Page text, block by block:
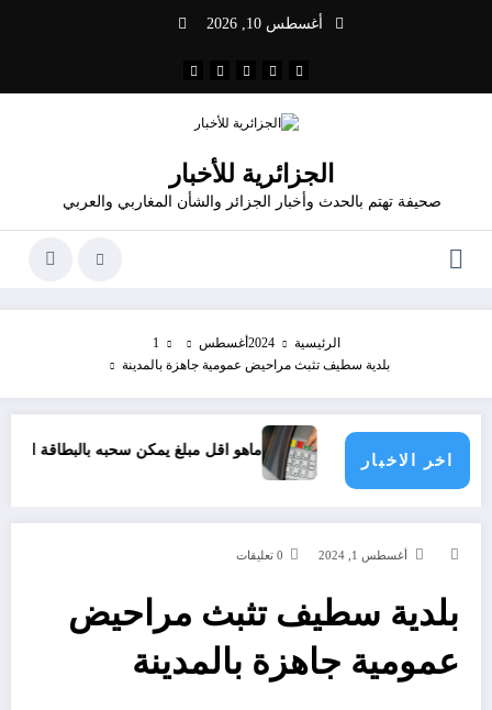
أغسطس 10, 2026
الجزائرية للأخبار
صحيفة تهتم بالحدث وأخبار الجزائر والشأن المغاربي والعربي
الرئيسية 2024 أغسطس
1
بلدية سطيف تثبث مراحيض عمومية جاهزة بالمدينة
اخر الاخبار
الموزع الآلي ماهو اقل مبلغ يمكن سحبه بالبطاقة الذهبية
أغسطس 1, 2024 0 تعليقات
بلدية سطيف تثبث مراحيض
عمومية جاهزة بالمدينة